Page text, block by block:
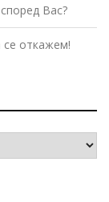
Вас?
откажем!